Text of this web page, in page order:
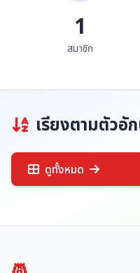
1
สมาชิก
เรียงตามตัวอั
ดูทั้งหมด